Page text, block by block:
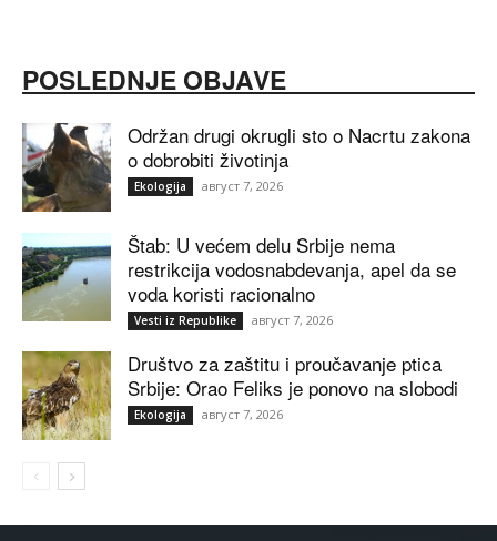
POSLEDNJE OBJAVE
Održan drugi okrugli sto o Nacrtu zakona
o dobrobiti životinja
Ekologija август 7, 2026
Štab: U većem delu Srbije nema
restrikcija vodosnabdevanja, apel da se
voda koristi racionalno
Vesti iz Republike август 7, 2026
Društvo za zaštitu i proučavanje ptica
Srbije: Orao Feliks je ponovo na slobodi
Ekologija август 7, 2026